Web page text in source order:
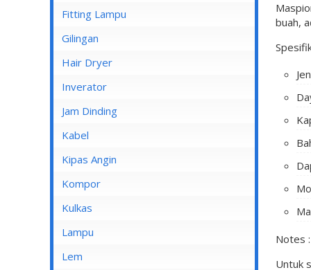
buah,
Notes :
Untuk
Dispenser Sanken
Fitting Lampu
Gilingan
Hair Dryer
Inverator
Jam Dinding
Kabel
Inbow/Outbow T Dus
Kabel Aksesoris
Kabel Antena
Kabel BC
Kipas Angin
Kipas Angin Berdiri
Kipas Angin Dinding
Kipas Angin Duduk
Kipas Angin Gantung
Kompor
Kompor Rinnai
Kulkas
LG
POLYTRON
Lampu
Fitting Lampu
Lem